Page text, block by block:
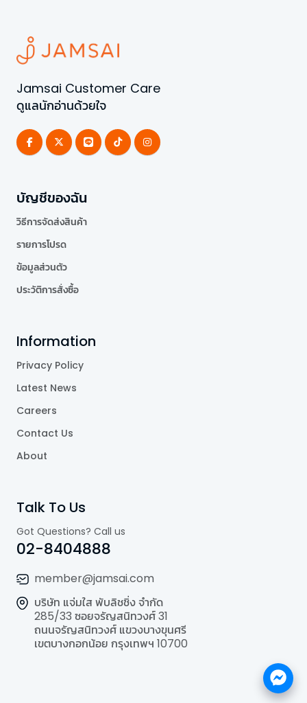
Jamsai Customer Care
ดูแลนักอ่านด้วยใจ
บัญชีของฉัน
วิธีการจัดส่งสินค้า
รายการโปรด
ข้อมูลส่วนตัว
ประวัติการสั่งซื้อ
Information
Privacy Policy
Latest News
Careers
Contact Us
About
Talk To Us
Got Questions? Call us
02-8404888
member@jamsai.com
บริษัท แจ่มใส พับลิชชิ่ง จำกัด
285/33 ซอยจรัญสนิทวงศ์ 31
ถนนจรัญสนิทวงศ์ แขวงบางขุนศรี
เขตบางกอกน้อย กรุงเทพฯ 10700